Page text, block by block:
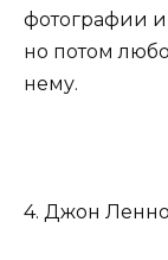
фотографии и
но потом
нему.
4. Джон